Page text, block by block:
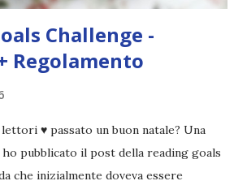
Challenge -
Regolamento
♥ passato un buon natale? Una
pubblicato il post della reading goals
che inizialmente doveva essere